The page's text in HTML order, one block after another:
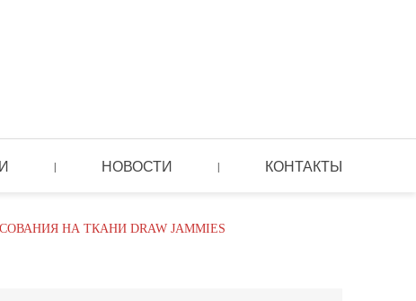
| НОВОСТИ | КОНТАКТЫ
НА ТКАНИ DRAW JAMMIES